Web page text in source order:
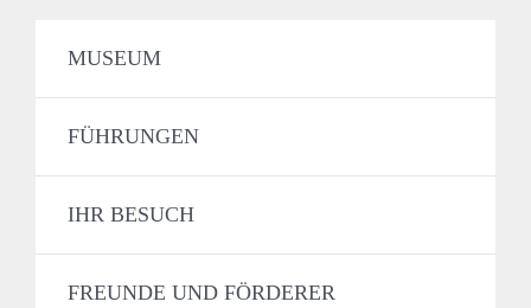
MUSEUM
FÜHRUNGEN
IHR BESUCH
FREUNDE UND FÖRDERER